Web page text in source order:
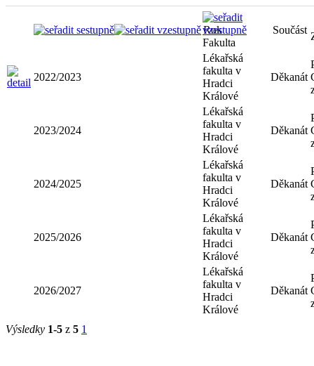
Rok
Fakulta
Součást
2022/2023
Lékařská
fakulta v
Hradci
Králové
Děkanát
2023/2024
Lékařská
fakulta v
Hradci
Králové
Děkanát
2024/2025
Lékařská
fakulta v
Hradci
Králové
Děkanát
2025/2026
Lékařská
fakulta v
Hradci
Králové
Děkanát
2026/2027
Lékařská
fakulta v
Hradci
Králové
Děkanát
Výsledky 1-5 z 5 1